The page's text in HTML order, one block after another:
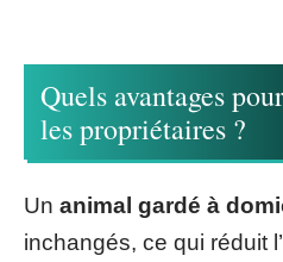
Quels avantages
les propriétaires ?
Un animal gardé à
inchangés, ce qui réduit